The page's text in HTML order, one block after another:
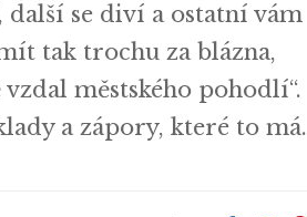
se diví a ostatní vám
tak trochu za blázna,
městského pohodlí“.
a zápory, které to má.